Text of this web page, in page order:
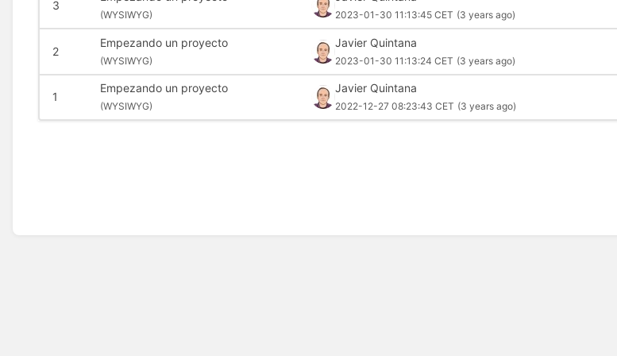
3
(WYSIWYG) 2023-01-30 11:13:45 CET (3 years ago)
2
Empezando un proyecto
(WYSIWYG)
Javier Quintana
2023-01-30 11:13:24 CET (3 years ago)
1
Empezando un proyecto
(WYSIWYG)
Javier Quintana
2022-12-27 08:23:43 CET (3 years ago)